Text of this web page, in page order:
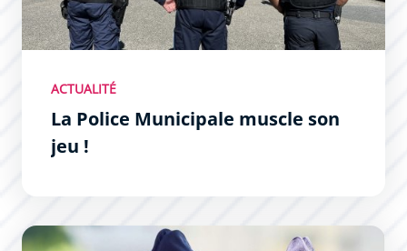
ACTUALITÉ
La Police Municipale muscle son
jeu !
La Police Nationale recrute dans la Zone Sud